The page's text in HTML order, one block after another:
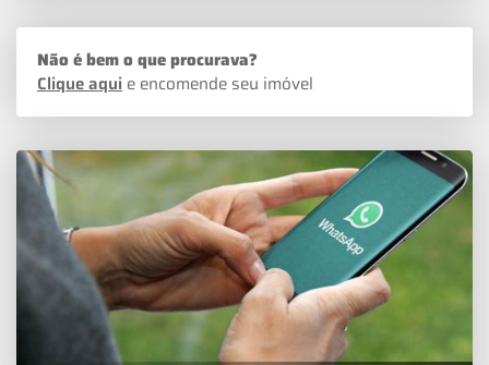
Não é bem o que procurava?
Clique aqui e encomende seu imóvel